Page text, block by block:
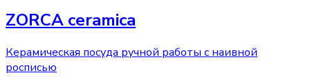
ZORCA ceramica
Керамическая посуда ручной работы с наивной
росписью